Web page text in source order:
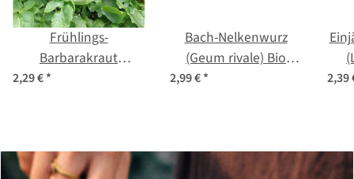
Frühlings-
Barbarakraut
(Barbarea verna)
2,29 €*
Bach-Nelkenwurz
(Geum rivale) Bio
2,99 €* 2,39